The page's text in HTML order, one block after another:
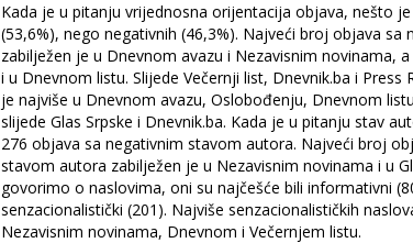
Kada je u pitanju vrijednosna orijentacija objava, nešto
(53,6%), nego negativnih (46,3%). Najveći broj objava sa
zabilježen je u Dnevnom avazu i Nezavisnim novinama,
i u Dnevnom listu. Slijede Večernji list, Dnevnik.ba i Press
je najviše u Dnevnom avazu, Oslobođenju, Dnevnom
slijede Glas Srpske i Dnevnik.ba. Kada je u pitanju stav
276 objava sa negativnim stavom autora. Najveći broj
stavom autora zabilježen je u Nezavisnim novinama i u
govorimo o naslovima, oni su najčešće bili informativni
senzacionalistički (201). Najviše senzacionalističkih
Nezavisnim novinama, Dnevnom i Večernjem listu.